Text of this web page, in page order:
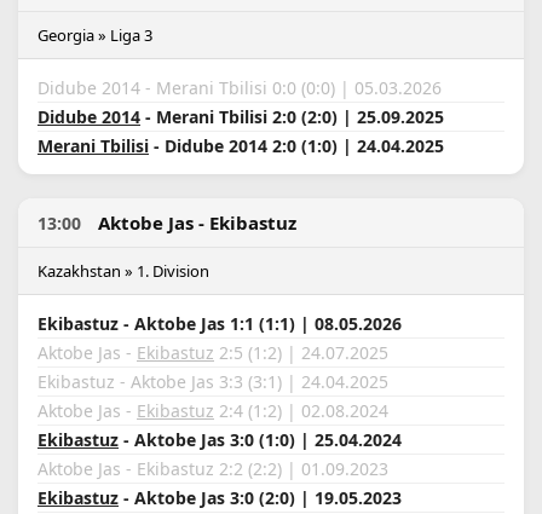
Georgia » Liga 3
Didube 2014 - Merani Tbilisi 0:0 (0:0) | 05.03.2026
Didube 2014 - Merani Tbilisi 2:0 (2:0) | 25.09.2025
Merani Tbilisi - Didube 2014 2:0 (1:0) | 24.04.2025
13:00 Aktobe Jas - Ekibastuz
Kazakhstan » 1. Division
Ekibastuz - Aktobe Jas 1:1 (1:1) | 08.05.2026
Aktobe Jas - Ekibastuz 2:5 (1:2) | 24.07.2025
Ekibastuz - Aktobe Jas 3:3 (3:1) | 24.04.2025
Aktobe Jas - Ekibastuz 2:4 (1:2) | 02.08.2024
Ekibastuz - Aktobe Jas 3:0 (1:0) | 25.04.2024
Aktobe Jas - Ekibastuz 2:2 (2:2) | 01.09.2023
Ekibastuz - Aktobe Jas 3:0 (2:0) | 19.05.2023